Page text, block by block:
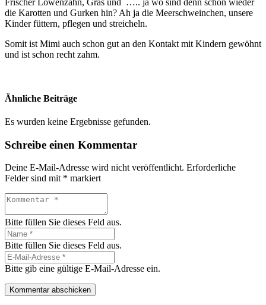
Frischer Löwenzahn, Gras und ….. ja wo sind denn schon wieder
die Karotten und Gurken hin? Ah ja die Meerschweinchen, unsere
Kinder füttern, pflegen und streicheln.
Somit ist Mimi auch schon gut an den Kontakt mit Kindern gewöhnt
und ist schon recht zahm.
Ähnliche Beiträge
Es wurden keine Ergebnisse gefunden.
Schreibe einen Kommentar
Deine E-Mail-Adresse wird nicht veröffentlicht. Erforderliche
Felder sind mit * markiert
Bitte füllen Sie dieses Feld aus.
Bitte füllen Sie dieses Feld aus.
Bitte gib eine gültige E-Mail-Adresse ein.
Kommentar abschicken